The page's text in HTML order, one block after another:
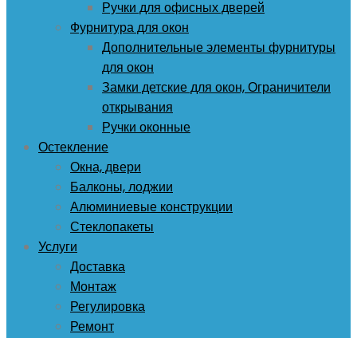
Ручки для офисных дверей
Фурнитура для окон
Дополнительные элементы фурнитуры
для окон
Замки детские для окон, Ограничители
открывания
Ручки оконные
Остекление
Окна, двери
Балконы, лоджии
Алюминиевые конструкции
Стеклопакеты
Услуги
Доставка
Монтаж
Регулировка
Ремонт